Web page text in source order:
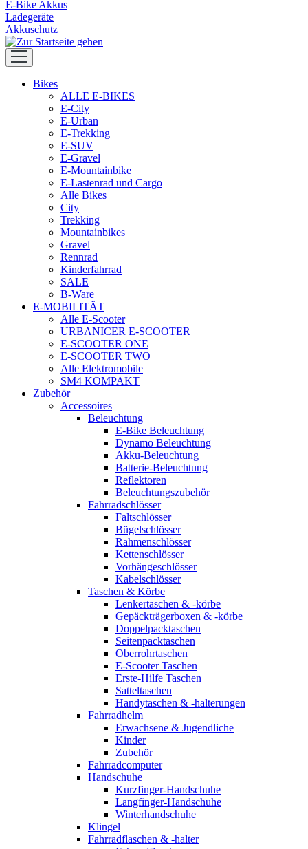
E-Bike Akkus
Ladegeräte
Akkuschutz
Bikes
ALLE E-BIKES
E-City
E-Urban
E-Trekking
E-SUV
E-Gravel
E-Mountainbike
E-Lastenrad und Cargo
Alle Bikes
City
Trekking
Mountainbikes
Gravel
Rennrad
Kinderfahrrad
SALE
B-Ware
E-MOBILITÄT
Alle E-Scooter
URBANICER E-SCOOTER
E-SCOOTER ONE
E-SCOOTER TWO
Alle Elektromobile
SM4 KOMPAKT
Zubehör
Accessoires
Beleuchtung
E-Bike Beleuchtung
Dynamo Beleuchtung
Akku-Beleuchtung
Batterie-Beleuchtung
Reflektoren
Beleuchtungszubehör
Fahrradschlösser
Faltschlösser
Bügelschlösser
Rahmenschlösser
Kettenschlösser
Vorhängeschlösser
Kabelschlösser
Taschen & Körbe
Lenkertaschen & -körbe
Gepäckträgerboxen & -körbe
Doppelpacktaschen
Seitenpacktaschen
Oberrohrtaschen
E-Scooter Taschen
Erste-Hilfe Taschen
Satteltaschen
Handytaschen & -halterungen
Fahrradhelm
Erwachsene & Jugendliche
Kinder
Zubehör
Fahrradcomputer
Handschuhe
Kurzfinger-Handschuhe
Langfinger-Handschuhe
Winterhandschuhe
Klingel
Fahrradflaschen & -halter